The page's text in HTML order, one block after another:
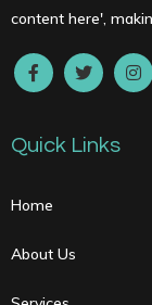
content here',
Quick Links
Home
About Us